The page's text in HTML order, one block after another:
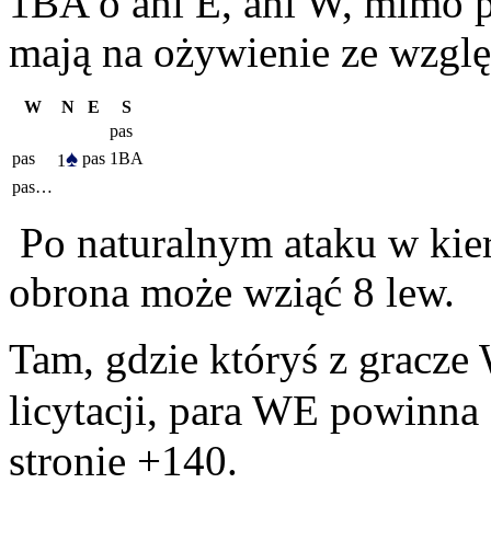
mają na ożywienie ze
W N E
S
pas
pas
1♠ pas 1BA
pas…
Po naturalnym ataku w
obrona może wziąć 8 lew.
Tam, gdzie któryś z gracze
licytacji, para WE powinna
stronie +140.